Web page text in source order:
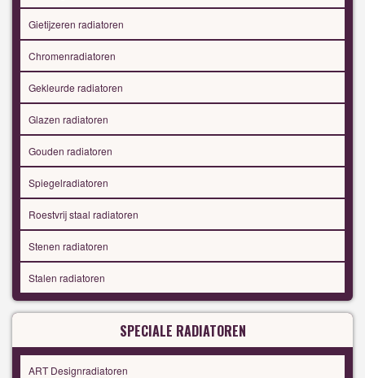
Gietijzeren radiatoren
Chromenradiatoren
Gekleurde radiatoren
Glazen radiatoren
Gouden radiatoren
Spiegelradiatoren
Roestvrij staal radiatoren
Stenen radiatoren
Stalen radiatoren
SPECIALE RADIATOREN
ART Designradiatoren